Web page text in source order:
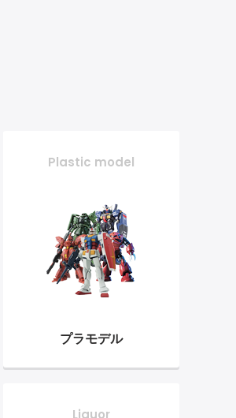
Plastic model
プラモデル
Liquor